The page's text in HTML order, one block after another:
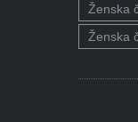
Ženska
Ženska